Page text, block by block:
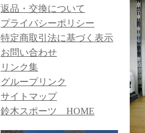
返品・交換について
プライバシーポリシー
特定商取引法に基づく表示
お問い合わせ
リンク集
グループリンク
サイトマップ
鈴木スポーツ HOME